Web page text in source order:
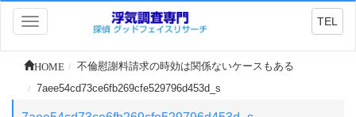
Toggle
navigation
TEL
HOME
不倫慰謝料請求の時効は関係ないケースもある
7aee54cd73ce6fb269cfe529796d453d_s